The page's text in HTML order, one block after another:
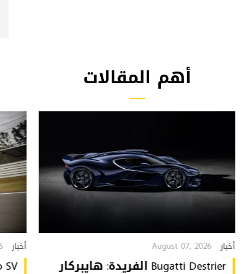
أهم المقالات
أخبار August 07, 2026
Bugatti Destrier الفريدة: هايبركار
أخبار